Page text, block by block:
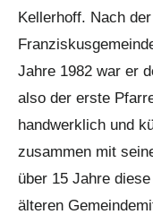
Kellerhoff. Nach
Jahre 1982 war er
also der erste
handwerklich und
zusammen mit
über 15 Jahre
älteren